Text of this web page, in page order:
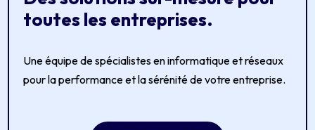
toutes les entreprises.
Une équipe de spécialistes en informatique et réseaux
pour la performance et la sérénité de votre entreprise.